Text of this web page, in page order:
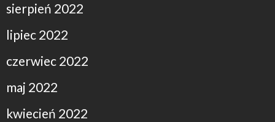
sierpień 2022
lipiec 2022
czerwiec 2022
maj 2022
kwiecień 2022